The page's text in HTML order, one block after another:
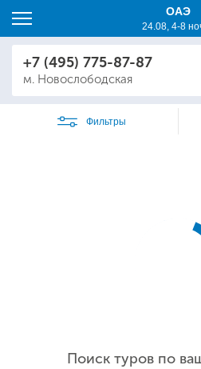
ОАЭ
24.08, 4-8
+7 (495) 775-87-87
м. Новослободская
Фильтры
Поиск туров по